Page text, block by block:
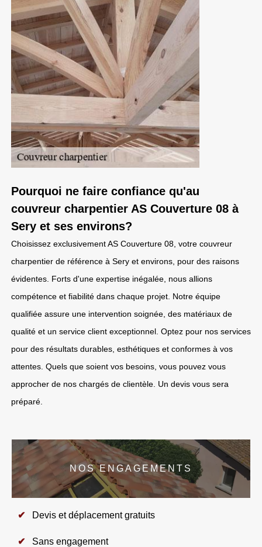
Pourquoi ne faire confiance qu'au
couvreur charpentier AS Couverture 08 à
Sery et ses environs?
Choisissez exclusivement AS Couverture 08, votre couvreur
charpentier de référence à Sery et environs, pour des raisons
évidentes. Forts d'une expertise inégalée, nous allions
compétence et fiabilité dans chaque projet. Notre équipe
qualifiée assure une intervention soignée, des matériaux de
qualité et un service client exceptionnel. Optez pour nos services
pour des résultats durables, esthétiques et conformes à vos
attentes. Quels que soient vos besoins, vous pouvez vous
approcher de nos chargés de clientèle. Un devis vous sera
préparé.
NOS ENGAGEMENTS
Devis et déplacement gratuits
Sans engagement